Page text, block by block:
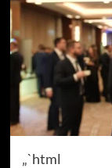
„`html